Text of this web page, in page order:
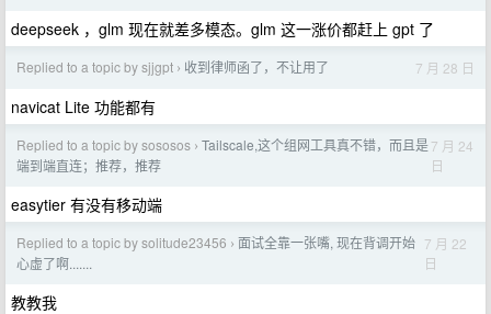
deepseek ，glm 现在就差多模态。glm 这一涨价都赶上 gpt 了
Replied to a topic by sjjgpt › 收到律师函了，不让用了 7 月 28 日
navicat Lite 功能都有
Replied to a topic by sososos › Tailscale,这个组网工具真不错，而且是
端到端直连；推荐，推荐
7 月 24
日
easytier 有没有移动端
Replied to a topic by solitude23456 › 面试全靠一张嘴, 现在背调开始
心虚了啊.......
7 月 22
日
教教我